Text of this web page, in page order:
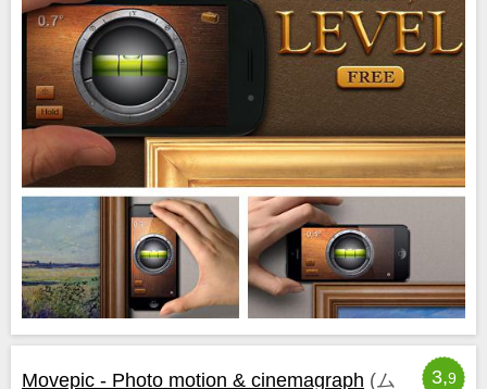
3,9
Movepic - Photo motion & cinemagraph (ム